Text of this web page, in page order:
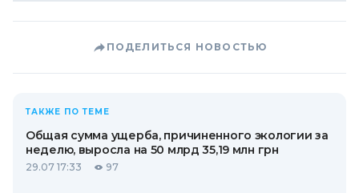
ПОДЕЛИТЬСЯ НОВОСТЬЮ
ТАКЖЕ ПО ТЕМЕ
Общая сумма ущерба, причиненного экологии за
неделю, выросла на 50 млрд 35,19 млн грн
29.07 17:33 97